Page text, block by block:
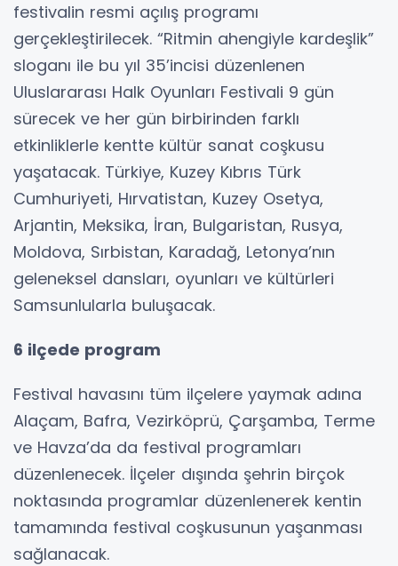
festivalin resmi açılış programı
gerçekleştirilecek. “Ritmin ahengiyle kardeşlik”
sloganı ile bu yıl 35’incisi düzenlenen
Uluslararası Halk Oyunları Festivali 9 gün
sürecek ve her gün birbirinden farklı
etkinliklerle kentte kültür sanat coşkusu
yaşatacak. Türkiye, Kuzey Kıbrıs Türk
Cumhuriyeti, Hırvatistan, Kuzey Osetya,
Arjantin, Meksika, İran, Bulgaristan, Rusya,
Moldova, Sırbistan, Karadağ, Letonya’nın
geleneksel dansları, oyunları ve kültürleri
Samsunlularla buluşacak.
6 ilçede program
Festival havasını tüm ilçelere yaymak adına
Alaçam, Bafra, Vezirköprü, Çarşamba, Terme
ve Havza’da da festival programları
düzenlenecek. İlçeler dışında şehrin birçok
noktasında programlar düzenlenerek kentin
tamamında festival coşkusunun yaşanması
sağlanacak.